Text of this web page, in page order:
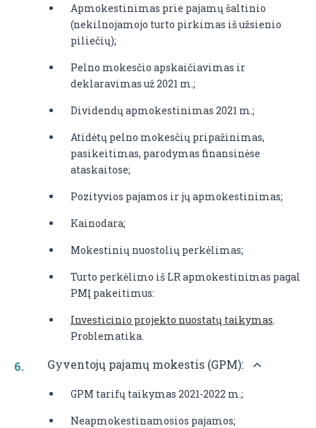
Apmokestinimas prie pajamų šaltinio
(nekilnojamojo turto pirkimas iš užsienio
piliečių);
Pelno mokesčio apskaičiavimas ir
deklaravimas už 2021 m.;
Dividendų apmokestinimas 2021 m.;
Atidėtų pelno mokesčių pripažinimas,
pasikeitimas, parodymas finansinėse
ataskaitose;
Pozityvios pajamos ir jų apmokestinimas;
Kainodara;
Mokestinių nuostolių perkėlimas;
Turto perkėlimo iš LR apmokestinimas pagal
PMĮ pakeitimus:
Investicinio projekto nuostatų taikymas.
Problematika.
Gyventojų pajamų mokestis (GPM):
GPM tarifų taikymas 2021-2022 m.;
Neapmokestinamosios pajamos;